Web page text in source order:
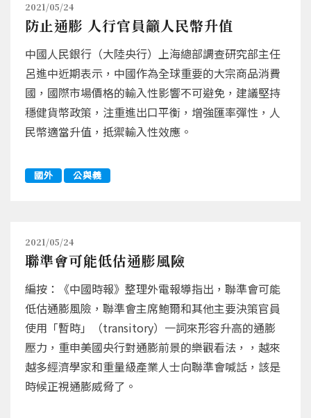
2021/05/24
防止通膨 人行官員籲人民幣升值
中國人民銀行（大陸央行）上海總部調查研究部主任
呂進中近期表示，中國作為全球重要的大宗商品消費
國，國際市場價格的輸入性影響不可避免，建議堅持
穩健貨幣政策，注重進出口平衡，增強匯率彈性，人
民幣適當升值，抵禦輸入性效應。
國外 公與義
2021/05/24
聯準會可能低估通膨風險
編按：《中國時報》整理外電報導指出，聯準會可能
低估通膨風險，聯準會主席鮑爾和其他主要決策官員
使用「暫時」（transitory）一詞來形容升高的通膨
壓力，重申美國央行對通膨前景的樂觀看法，，越來
越多經濟學家和重量級產業人士向聯準會喊話，該是
時候正視通膨威脅了。